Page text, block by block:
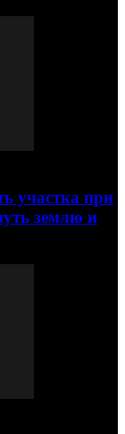
участка при
землю и